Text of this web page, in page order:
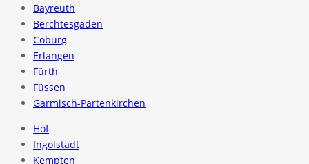
Bayreuth
Berchtesgaden
Coburg
Erlangen
Fürth
Füssen
Garmisch-Partenkirchen
Hof
Ingolstadt
Kempten